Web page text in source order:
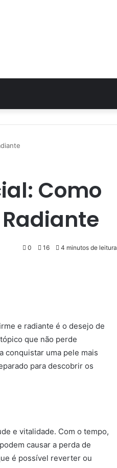
Como
0 16 4 minutos de leitura
e radiante é o desejo de
que não perde
conquistar uma pele mais
para descobrir os
e vitalidade. Com o tempo,
causar a perda de
é possível reverter ou